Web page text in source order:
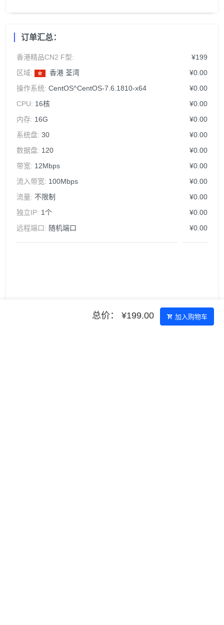
订单汇总：
香港精品CN2 F型:
¥199
区域:
香港 荃湾
¥0.00
操作系统: CentOS^CentOS-7.6.1810-x64
¥0.00
CPU: 16核
¥0.00
内存: 16G
¥0.00
系统盘: 30
¥0.00
数据盘: 120
¥0.00
带宽: 12Mbps
¥0.00
流入带宽: 100Mbps
¥0.00
流量: 不限制
¥0.00
独立IP: 1个
¥0.00
远程端口: 随机端口 ¥0.00
总价： ¥199.00 加入购物车